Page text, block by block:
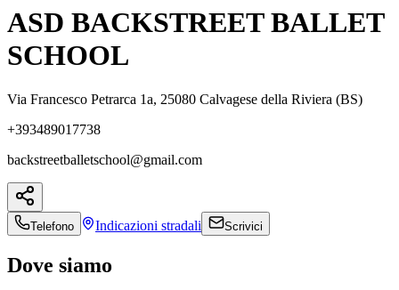
ASD BACKSTREET BALLET
SCHOOL
Via Francesco Petrarca 1a, 25080 Calvagese della Riviera (BS)
+393489017738
backstreetballetschool@gmail.com
Telefono Indicazioni stradali Scrivici
Dove siamo